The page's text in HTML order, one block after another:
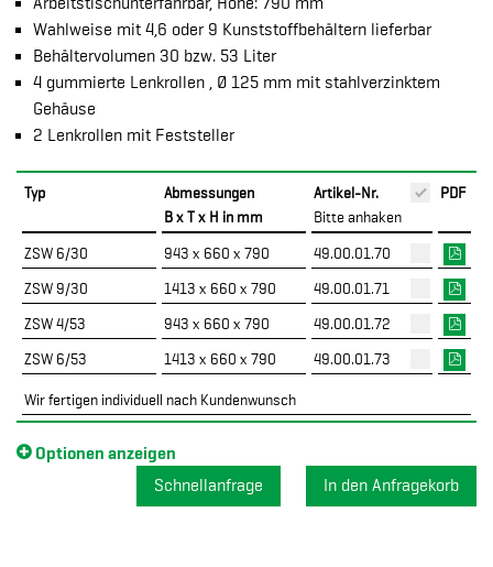
Wahlweise mit 4,6 oder 9 Kunststoffbehältern lieferbar
Behältervolumen 30 bzw. 53 Liter
4 gummierte Lenkrollen , Ø 125 mm mit stahlverzinktem
Gehäuse
2 Lenkrollen mit Feststeller
Typ
Abmessungen
B x T x H in mm
Artikel-Nr.
Bitte anhaken
PDF
ZSW 6/30 943 x 660 x 790
49.00.01.70
ZSW 9/30
1413 x 660 x 790
49.00.01.71
ZSW 4/53
943 x 660 x 790
49.00.01.72
ZSW 6/53
1413 x 660 x 790 49.00.01.73
Wir fertigen individuell nach Kundenwunsch
Optionen anzeigen
Schnellanfrage